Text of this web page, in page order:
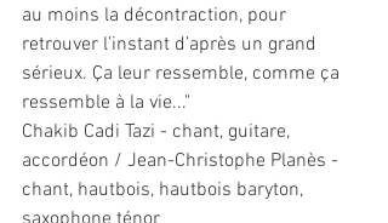
au moins la décontraction, pour
retrouver l’instant d’après un grand
sérieux. Ça leur ressemble, comme ça
ressemble à la vie..."
Chakib Cadi Tazi - chant, guitare,
accordéon / Jean-Christophe Planès -
chant, hautbois, hautbois baryton,